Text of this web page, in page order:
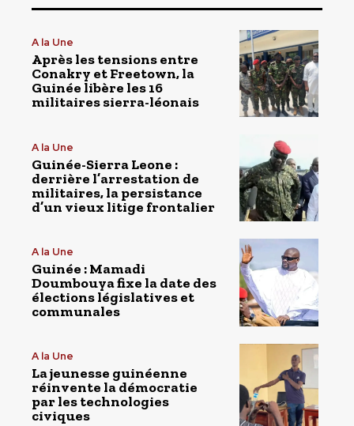
A la Une
Après les tensions entre
Conakry et Freetown, la
Guinée libère les 16
militaires sierra-léonais
A la Une
Guinée-Sierra Leone :
derrière l’arrestation de
militaires, la persistance
d’un vieux litige frontalier
A la Une
Guinée : Mamadi
Doumbouya fixe la date des
élections législatives et
communales
A la Une
La jeunesse guinéenne
réinvente la démocratie
par les technologies
civiques